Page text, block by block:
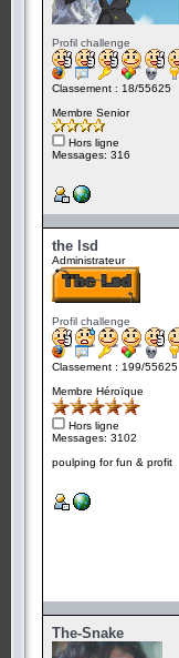
Profil challenge
Classement : 18/55625
Membre Senior
Hors ligne
Messages: 316
the lsd
Administrateur
Profil challenge
Classement : 199/55625
Membre Héroïque
Hors ligne
Messages: 3102
poulping for fun & profit
The-Snake